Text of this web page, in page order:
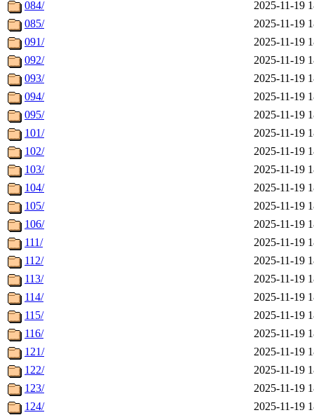
084/
2025-11-19
085/
2025-11-19
091/
2025-11-19
092/
2025-11-19
093/
2025-11-19
094/
2025-11-19
095/
2025-11-19
101/
2025-11-19
102/
2025-11-19
103/
2025-11-19
104/
2025-11-19
105/
2025-11-19
106/
2025-11-19
111/
2025-11-19
112/
2025-11-19
113/
2025-11-19
114/
2025-11-19
115/
2025-11-19
116/
2025-11-19
121/
2025-11-19
122/
2025-11-19
123/
2025-11-19
124/
2025-11-19